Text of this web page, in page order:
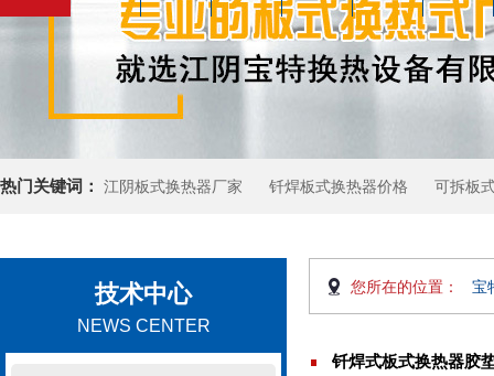
热门关键词： 江阴板式换热器厂家 钎焊板式换热器价格 可拆板
技术中心
NEWS CENTER
您所在的位置： 宝
钎焊式板式换热器胶